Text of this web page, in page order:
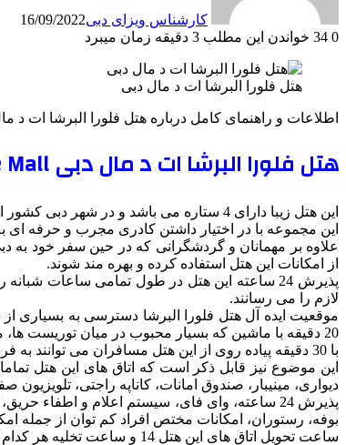
کارشناس ویزای دبی16/09/2022
0
خواندن این مطلب 3 دقیقه زمان میبرد
هتل فلورا البرشا ات د مال دبی
اطلاعات و راهنمای کامل درباره هتل فلورا البرشا ات د
هتل فلورا البرشا ات د مال دبی Flora Al Barsha Hotel At The Mall
این هتل زیبا دارای 4 ستاره می باشد و در شهر دبی کشور امارات متحده عربی ساخته شده است.
این مجموعه با در اختیار داشتن کادری مجرب و حرفه ای
علاوه بر مهمانان و گردشگرانی که در حین سفر خود به
از امکانات این هتل استفاده کرده و بهره مند شوند.
پذیرش 24 ساعته این هتل در طول تمامی ساعات
لازم را می رسانند.
20 دقیقه با ماشین که بسیار محبوب در میان توریست ها، مسافران و گردشگران می باشند.
با 30 دقیقه پیاده روی از این هتل مسافران می توانند به فرودگاه بین المللی دبی نیز دسترسی داشته باشند.
این موضوع نیز قابل ذکر است که اتاق های این هتل
دیواری، مینیبار، صندوق امانات، کاناپه راجتی،
پذیرش 24 ساعته، وای فای، سیستم اعلام و
بوفه، رستوران، امکانات مختص افراد کم توان از
ساعت تحویل اتاق های این هتل 14 و ساعت تخلیه هر کدام از اتاق ها 12 ظهر می باشد.